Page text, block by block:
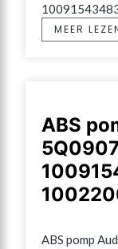
MEER
ABS
ABS pomp